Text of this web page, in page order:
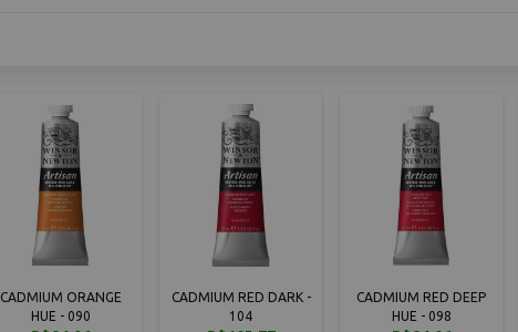
CADMIUM ORANGE
HUE - 090
CADMIUM RED DARK -
104
CADMIUM RED DEEP
HUE - 098